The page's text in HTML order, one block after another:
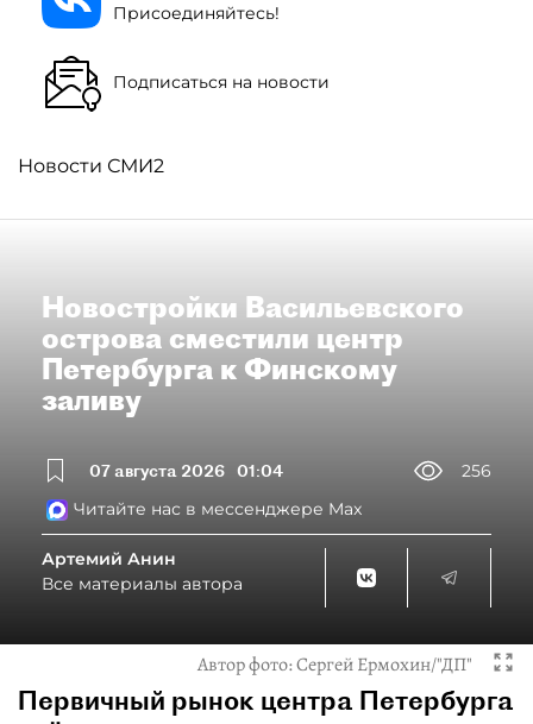
Присоединяйтесь!
Подписаться на новости
Новости СМИ2
Новостройки Васильевского
острова сместили центр
Петербурга к Финскому
заливу
07 августа 2026 01:04
256
Читайте нас в мессенджере Max
Артемий Анин
Все материалы автора
Автор фото:Сергей Ермохин/"ДП"
Первичный рынок центра Петербурга